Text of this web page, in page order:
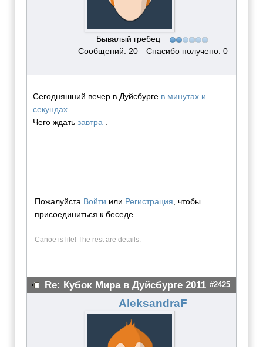
Бывалый гребец
Сообщений: 20
Спасибо получено: 0
Сегодняшний вечер в Дуйсбурге в минутах и
секундах .
Чего ждать завтра .
Пожалуйста Войти или Регистрация, чтобы
присоединиться к беседе.
Canoe is life! The rest are dеtails.
Re: Кубок Мира в Дуйсбурге 2011 #2425
AleksandraF